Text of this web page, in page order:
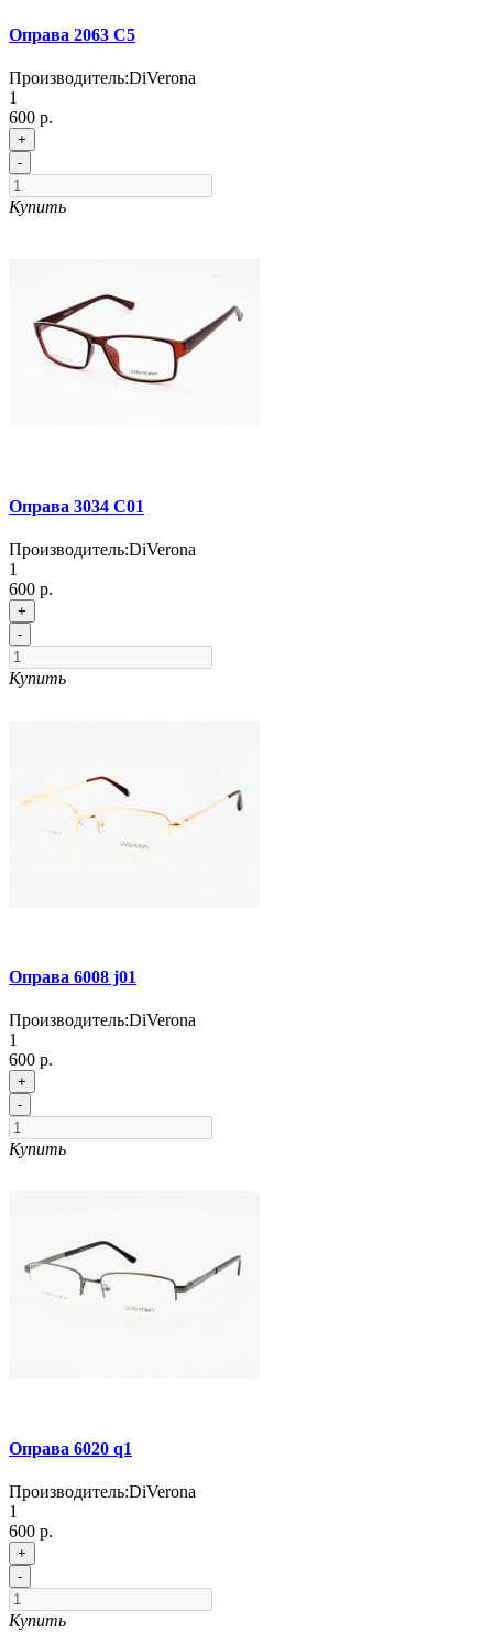
Оправа 2063 С5
Производитель:DiVerona
1
600 р.
+
-
Купить
Оправа 3034 C01
Производитель:DiVerona
1
600 р.
+
-
Купить
Оправа 6008 j01
Производитель:DiVerona
1
600 р.
+
-
Купить
Оправа 6020 q1
Производитель:DiVerona
1
600 р.
+
-
Купить